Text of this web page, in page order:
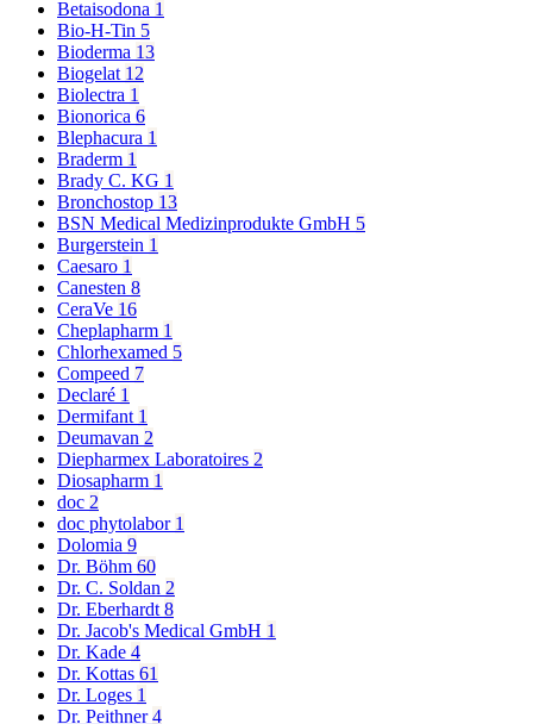
Betaisodona 1
Bio-H-Tin 5
Bioderma 13
Biogelat 12
Biolectra 1
Bionorica 6
Blephacura 1
Braderm 1
Brady C. KG 1
Bronchostop 13
BSN Medical Medizinprodukte GmbH 5
Burgerstein 1
Caesaro 1
Canesten 8
CeraVe 16
Cheplapharm 1
Chlorhexamed 5
Compeed 7
Declaré 1
Dermifant 1
Deumavan 2
Diepharmex Laboratoires 2
Diosapharm 1
doc 2
doc phytolabor 1
Dolomia 9
Dr. Böhm 60
Dr. C. Soldan 2
Dr. Eberhardt8
Dr. Jacob's Medical GmbH 1
Dr. Kade 4
Dr. Kottas 61
Dr. Loges 1
Dr. Peithner4